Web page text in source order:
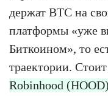
держат BTC на
платформы «уже
Биткоином», то
траектории.
Robinhood